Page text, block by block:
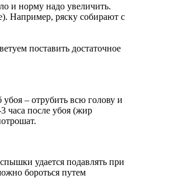
и норму надо увеличить.
Например, ряску собирают с
поставить достаточное
– отрубить всю голову и
часа после убоя (жир
удается подавлять при
бороться путем